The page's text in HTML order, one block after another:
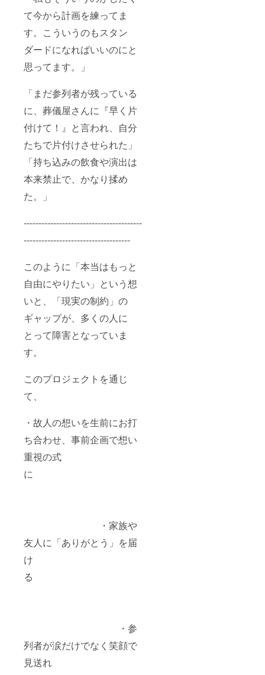
て今から計画を練ってま
す。こういうのもスタン
ダードになればいいのにと
思ってます。」
「まだ参列者が残っている
に、葬儀屋さんに『早く片
付けて！』と言われ、自分
たちで片付けさせられた」
「持ち込みの飲食や演出は
本来禁止で、かなり揉め
た。」
----------------------------------------
------------------------------------
このように「本当はもっと
自由にやりたい」という想
いと、「現実の制約」の
ギャップが、多くの人に
とって障害となっていま
す。
このプロジェクトを通じ
て、
・故人の想いを生前にお打
ち合わせ、事前企画で想い
重視の式
に
・家族や
友人に「ありがとう」を届
け
る
・参
列者が涙だけでなく笑顔で
見送れ